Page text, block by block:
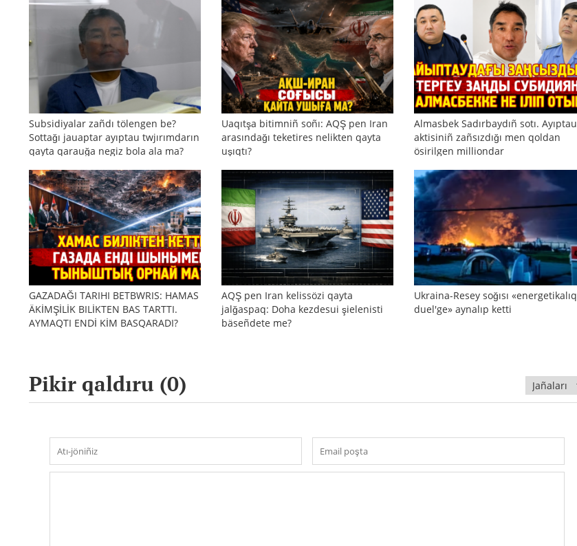
Subsidiyalar zañdı tölengen be?
Sottağı jauaptar ayıptau twjırımdarın
qayta qarauğa negiz bola ala ma?
Uaqıtşa bitimniñ soñı: AQŞ pen Iran
arasındağı teketires nelikten qayta
uşıqtı?
Almasbek Sadırbaydıñ sotı. Ayıptau
aktisiniñ zañsızdığı men qoldan
ösirilgen milliondar
GAZADAĞI TARIHI BETBWRIS: HAMAS
ÄKİMŞİLİK BILİKTEN BAS TARTTI.
AYMAQTI ENDİ KİM BASQARADI?
AQŞ pen Iran kelissözi qayta
jalğaspaq: Doha kezdesui şielenisti
bäseñdete me?
Ukraina-Resey soğısı «energetikalıq
duel'ge» aynalıp ketti
Pikir qaldıru (0)